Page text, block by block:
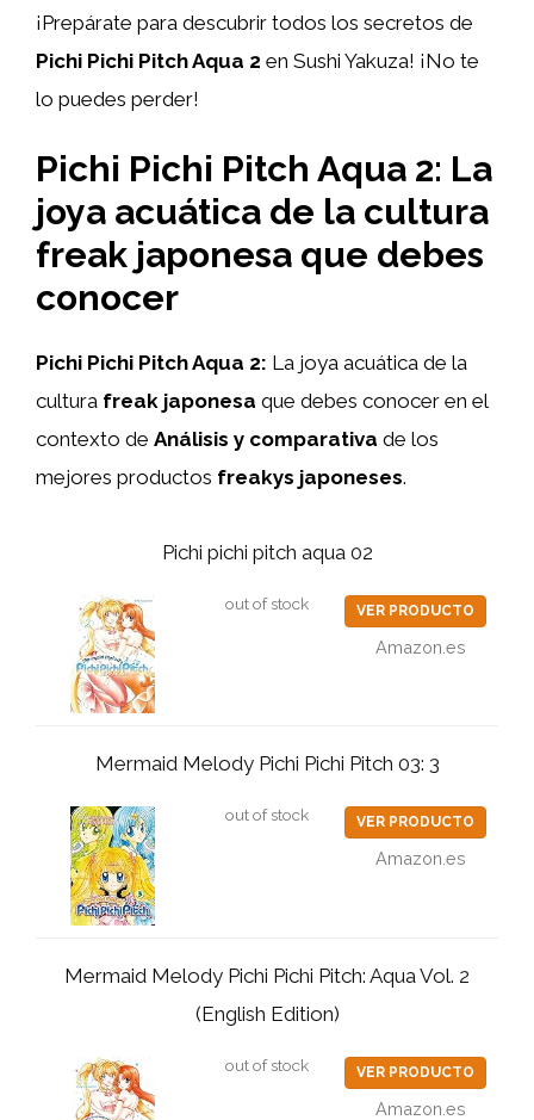
¡Prepárate para descubrir todos los secretos de
Pichi Pichi Pitch Aqua 2 en Sushi Yakuza! ¡No te
lo puedes perder!
Pichi Pichi Pitch Aqua 2: La
joya acuática de la cultura
freak japonesa que debes
conocer
Pichi Pichi Pitch Aqua 2: La joya acuática de la
cultura freak japonesa que debes conocer en el
contexto de Análisis y comparativa de los
mejores productos freakys japoneses.
Pichi pichi pitch aqua 02
out of stock VER PRODUCTO
Amazon.es
Mermaid Melody Pichi Pichi Pitch 03: 3
out of stock VER PRODUCTO
Amazon.es
Mermaid Melody Pichi Pichi Pitch: Aqua Vol. 2
(English Edition)
out of stock VER PRODUCTO
Amazon.es